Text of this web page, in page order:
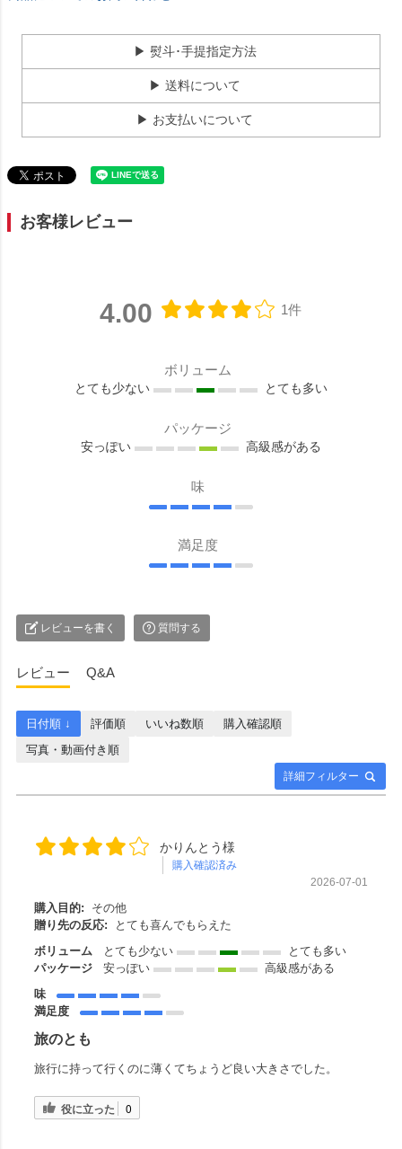
▶ 熨斗･手提指定方法
▶ 送料について
▶ お支払いについて
お客様レビュー
4.00 1件
ボリューム
とても少ない とても多い
パッケージ
安っぽい 高級感がある
味
満足度
レビューを書く 質問する
レビュー Q&A
詳細フィルター
日付順 ↓ 評価順 いいね数順
購入確認順
写真・動画付き順
かりんとう様
購入確認済み
2026-07-01
購入目的:
その他
贈り先の反応:
とても喜んでもらえた
ボリューム
とても少ない
とても多い
パッケージ
安っぽい
高級感がある
味
満足度
旅のとも
旅行に持って行くのに薄くてちょうど良い大きさでした。
役に立った 0